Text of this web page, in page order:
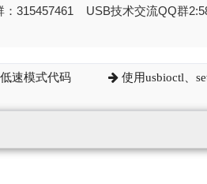
315457461 USB技术交流QQ群
速模式代码
使用usbioctl、